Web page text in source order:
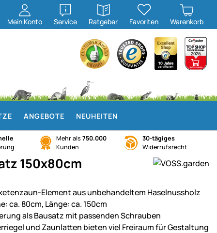
Mein Konto Service
öffnen
Ratgeber
öffnen
Favoriten Warenkorb
ANGEBOTE NEUHEITEN
Mehr als 750.000
Kunden
30-tägiges
Widerrufsrecht
150x80cm
Element aus unbehandeltem Haselnussholz
ca. 80cm, Länge: ca. 150cm
als Bausatz mit passenden Schrauben
und Zaunlatten bieten viel Freiraum für Gestaltung